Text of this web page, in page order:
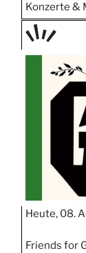
Konzerte &
TAGE
STIPP
Heute, 08.
Friends for